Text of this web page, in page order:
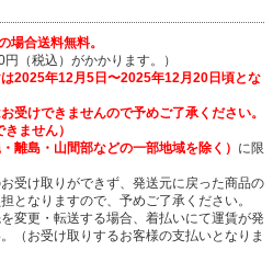
場合送料無料。
（税込）がかかります。）
2025年12月5日〜2025年12月20日頃とな
受けできませんので予めご了承ください。
ません）
・離島・山間部などの一部地域を除く） に限
受け取りができず、発送元に戻った商品の
となりますので、予めご了承ください。
変更・転送する場合、着払いにて運賃が発
（お受け取りするお客様の支払いとなりま